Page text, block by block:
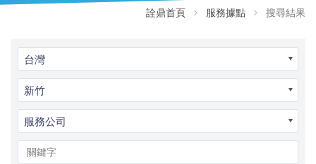
詮鼎首頁 服務據點 搜尋結果
台灣
新竹
服務公司